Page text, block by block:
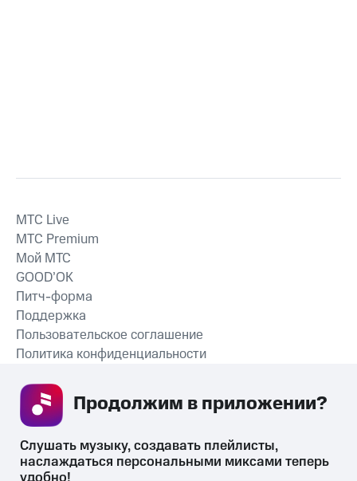
СКАЧАТЬ ПРИЛОЖЕНИЕ
MTС Live
MTС Premium
Мой МТС
GOOD’OK
Питч-форма
Поддержка
Пользовательское соглашение
Политика конфиденциальности
Слушать музыку, создавать плейлисты,
наслаждаться персональными миксами теперь